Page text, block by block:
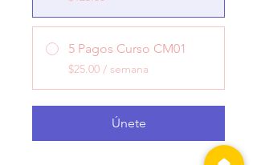
5 Pagos Curso CM01
$25.00 / semana
Únete